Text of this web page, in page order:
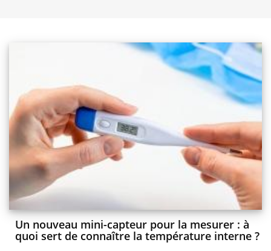
Un nouveau mini-capteur pour la mesurer : à
quoi sert de connaître la température interne ?